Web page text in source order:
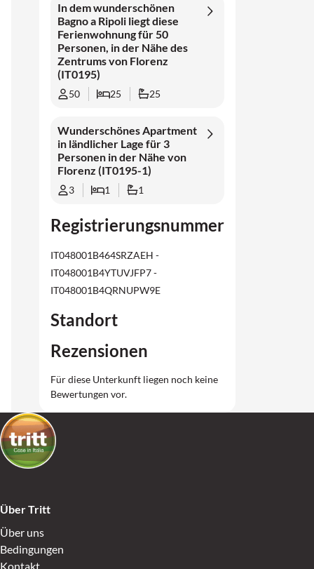
In dem wunderschönen
Bagno a Ripoli liegt diese
Ferienwohnung für 50
Personen, in der Nähe des
Zentrums von Florenz
(IT0195)
50 25 25
Wunderschönes Apartment
in ländlicher Lage für 3
Personen in der Nähe von
Florenz (IT0195-1)
3 1 1
Registrierungsnummer
IT048001B464SRZAEH -
IT048001B4YTUVJFP7 -
IT048001B4QRNUPW9E
Standort
Rezensionen
Für diese Unterkunft liegen noch keine
Bewertungen vor.
Über Tritt
Über uns
Bedingungen
Kontakt